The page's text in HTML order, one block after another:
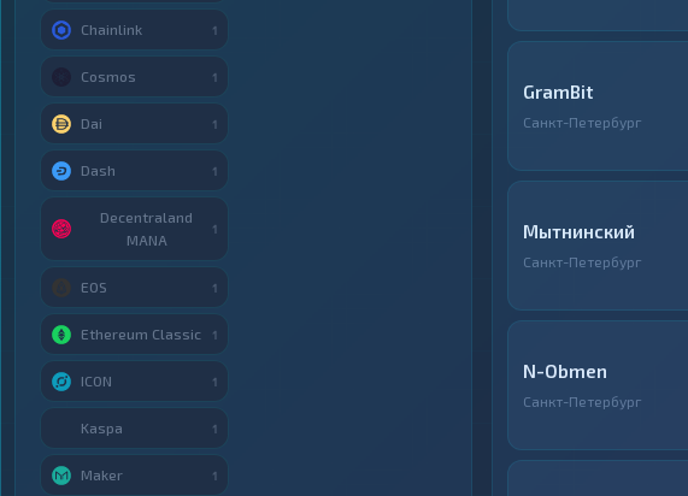
GramBit
Санкт-Петербург
Мытнинский
Санкт-Петербург
N-Obmen
Санкт-Петербург
Chainlink 1
Cosmos 1
Dai 1
Dash 1
Decentraland
MANA
1
EOS 1
Ethereum Classic 1
ICON 1
Kaspa 1
Maker 1